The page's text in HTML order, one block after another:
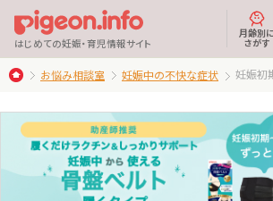
はじめての妊娠・育児情報サイト
月齢別に
さがす
お悩み相談室 妊娠中の不快な症状 妊娠初